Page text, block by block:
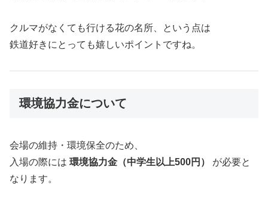
クルマがなくても行ける花の名所、という点は
鉄道好きにとっても嬉しいポイントですね。
環境協力金について
会場の維持・環境保全のため、
入場の際には 環境協力金（中学生以上500円）
が必要と
なります。